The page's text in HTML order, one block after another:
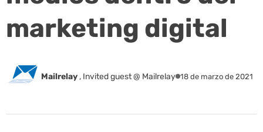
marketing digital
Mailrelay , Invited guest @ Mailrelay 18 de marzo de 2021